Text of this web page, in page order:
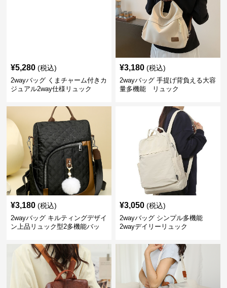
¥5,280 (税込)
2wayバッグ くまチャーム付きカ
ジュアル2way仕様リュック
¥3,180 (税込)
2wayバッグ 手提げ背負える大容
量多機能 リュック
¥3,180 (税込)
2wayバッグ キルティングデザイ
ン上品リュック型2多機能バッ
¥3,050 (税込)
2wayバッグ シンプル多機能
2wayデイリーリュック